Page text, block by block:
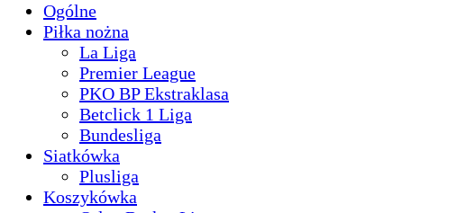
Ogólne
Piłka nożna
La Liga
Premier League
PKO BP Ekstraklasa
Betclick 1 Liga
Bundesliga
Siatkówka
Plusliga
Koszykówka